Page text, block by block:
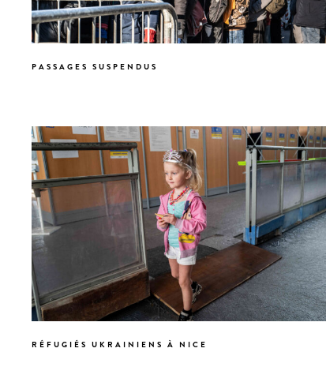
PASSAGES SUSPENDUS
RÉFUGIÉS UKRAINIENS À NICE